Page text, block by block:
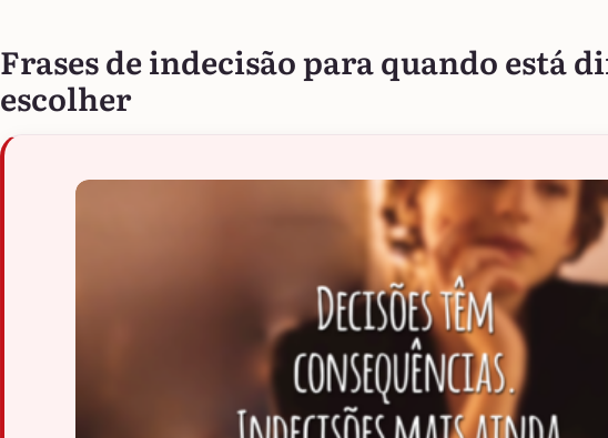
Frases de indecisão para quando está
escolher